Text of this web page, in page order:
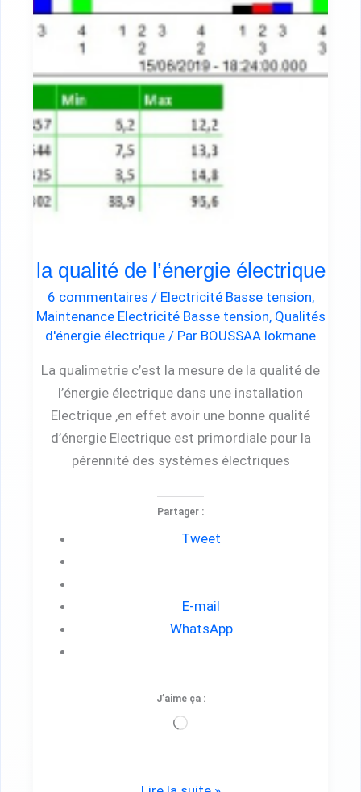
la qualité de l’énergie électrique
6 commentaires / Electricité Basse tension,
Maintenance Electricité Basse tension, Qualités
d'énergie électrique / Par BOUSSAA lokmane
La qualimetrie c’est la mesure de la qualité de
l’énergie électrique dans une installation
Electrique ,en effet avoir une bonne qualité
d’énergie Electrique est primordiale pour la
pérennité des systèmes électriques
Partager :
Tweet
E-mail
WhatsApp
J’aime ça :
Chargement…